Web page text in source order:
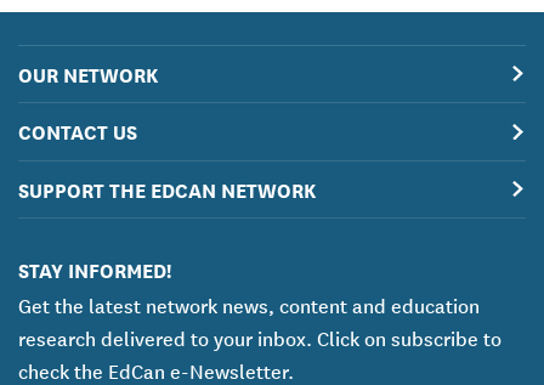
OUR NETWORK
CONTACT US
SUPPORT THE EDCAN NETWORK
STAY INFORMED!
Get the latest network news, content and education
research delivered to your inbox. Click on subscribe to
check the EdCan e-Newsletter.